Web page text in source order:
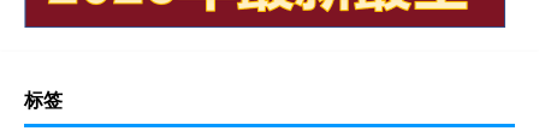
标签